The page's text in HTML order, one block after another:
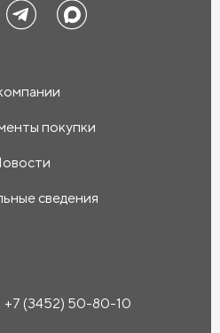
покупки
сведения
+7 (3452) 50-80-10